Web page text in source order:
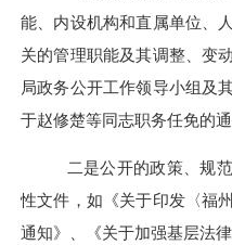
能、内设机构和直属单位、
关的管理职能及其调整、变
局政务公开工作领导小组及
于赵修楚等同志职务任免的通
二是公开的政策、规
性文件，如《关于印发〈福
通知》、《关于加强基层法